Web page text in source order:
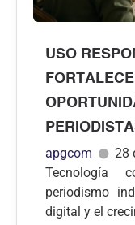
USO
apgcom
28
Tecnología
periodismo
digital y el